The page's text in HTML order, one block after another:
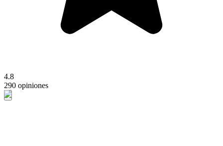
4.8
290 opiniones